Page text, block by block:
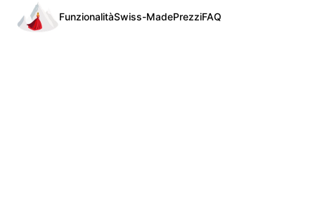
FunzionalitàSwiss-MadePrezziFAQ